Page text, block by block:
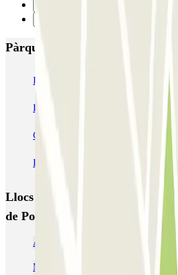
Pàrquings més valorats a Madrid
IC Alenza-Ponzano CAPORAL
HOMELY Azcona
Coslada (Avenida de América)
EMT Marqués de Salamanca
Llocs i esdeveniments
de Portugal EMT
Aparcar cerca de Argüelles
Madrid baratos, ¡tu aparcamiento